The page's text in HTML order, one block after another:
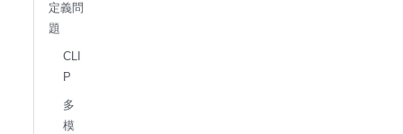
定義問
題
CLI
P
多
模